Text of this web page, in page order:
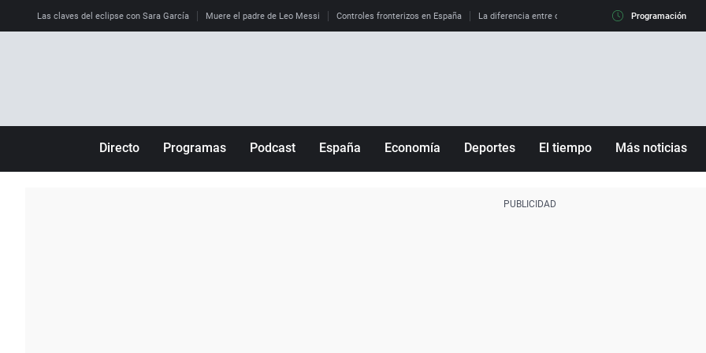
Las claves del eclipse con Sara García Muere el padre de Leo Messi Controles fronterizos en España La diferencia entre observar el eclipse al 99% y al 100%
Programación
Directo Programas Podcast España Economía Deportes El tiempo Más noticias